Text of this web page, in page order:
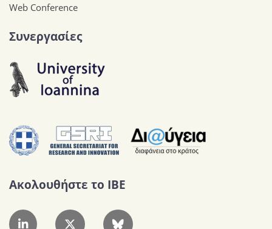
Web Conference
Συνεργασίες
Ακολουθήστε το IBE